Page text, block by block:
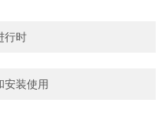
行时
安装使用